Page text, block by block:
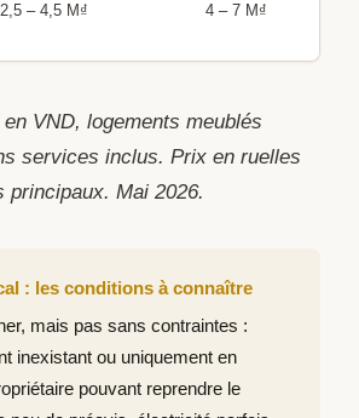
2,5 – 4,5 M₫ 4 – 7 M₫
VND, logements meublés
services inclus. Prix en ruelles
principaux. Mai 2026.
: les conditions à connaître
mais pas sans contraintes :
inexistant ou uniquement en
pouvant reprendre le